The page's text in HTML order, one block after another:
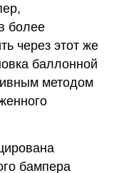
более
через этот же
баллонной
методом
бампера